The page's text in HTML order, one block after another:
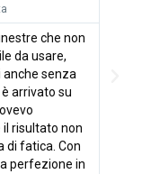
che non
da usare,
anche senza
arrivato su
risultato non
di fatica. Con
perfezione in